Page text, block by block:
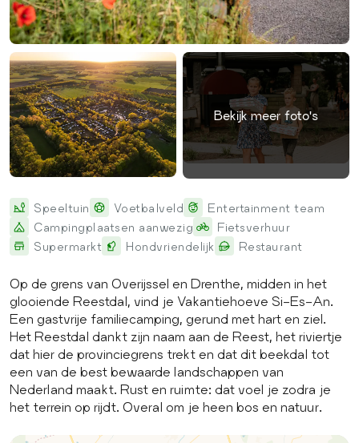
Bekijk meer foto's
Speeltuin Voetbalveld
Entertainment team
Campingplaatsen aanwezig
Fietsverhuur
Supermarkt
Hondvriendelijk Restaurant
Op de grens van Overijssel en Drenthe, midden in het
glooiende Reestdal, vind je Vakantiehoeve Si-Es-An.
Een gastvrije familiecamping, gerund met hart en ziel.
Het Reestdal dankt zijn naam aan de Reest, het riviertje
dat hier de provinciegrens trekt en dat dit beekdal tot
een van de best bewaarde landschappen van
Nederland maakt. Rust en ruimte: dat voel je zodra je
het terrein op rijdt. Overal om je heen bos en natuur.